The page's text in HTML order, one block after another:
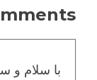
با سلام و